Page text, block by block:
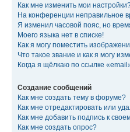
Как мне изменить мои
На конференции неправильное
Я изменил часовой пояс, но
Моего языка нет в списке!
Как я могу поместить
Что такое звание и как я могу
Когда я щёлкаю по ссылке
Создание сообщений
Как мне создать тему в форуме?
Как мне отредактировать или
Как мне добавить подпись к
Как мне создать опрос?